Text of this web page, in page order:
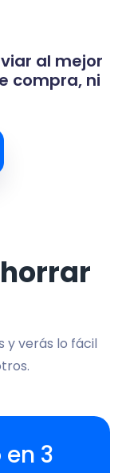
al mejor
compra, ni
y verás lo fácil
3